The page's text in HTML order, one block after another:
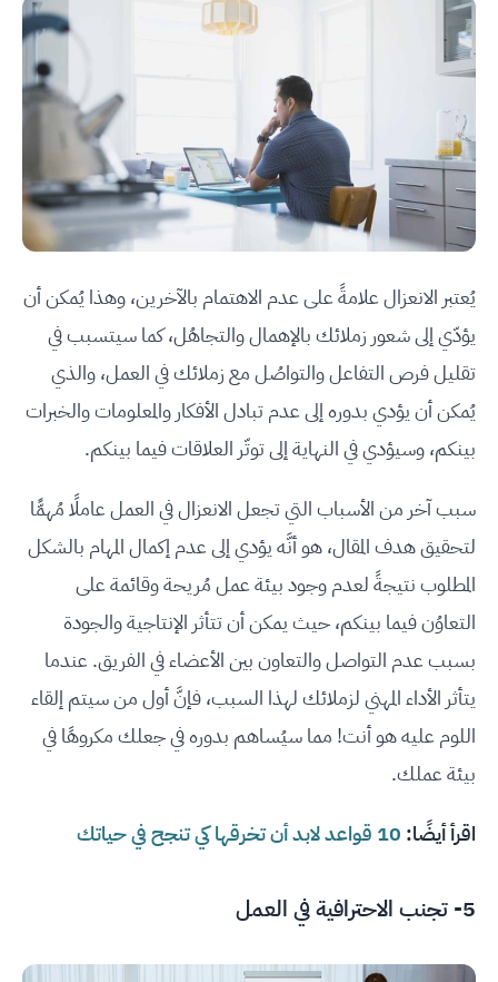
يُعتبر الانعزال علامةً على عدم الاهتمام بالآخرين، وهذا يُمكن أن
يؤدّي إلى شعور زملائك بالإهمال والتجاهُل، كما سيتسبب في
تقليل فرص التفاعل والتواصُل مع زملائك في العمل، والذي
يُمكن أن يؤدي بدوره إلى عدم تبادل الأفكار والمعلومات والخبرات
بينكم، وسيؤدي في النهاية إلى توتّر العلاقات فيما بينكم.
سبب آخر من الأسباب التي تجعل الانعزال في العمل عاملًا مُهمًّا
لتحقيق هدف المقال، هو أنَّه يؤدي إلى عدم إكمال المهام بالشكل
المطلوب نتيجةً لعدم وجود بيئة عمل مُريحة وقائمة على
التعاوُن فيما بينكم، حيث يمكن أن تتأثر الإنتاجية والجودة
بسبب عدم التواصل والتعاون بين الأعضاء في الفريق. عندما
يتأثر الأداء المهني لزملائك لهذا السبب، فإنَّ أول من سيتم إلقاء
اللوم عليه هو أنت! مما سيُساهم بدوره في جعلك مكروهًا في
بيئة عملك.
اقرأ أيضًا: 10 قواعد لابد أن تخرقها كي تنجح في حياتك
5- تجنب الاحترافية في العمل